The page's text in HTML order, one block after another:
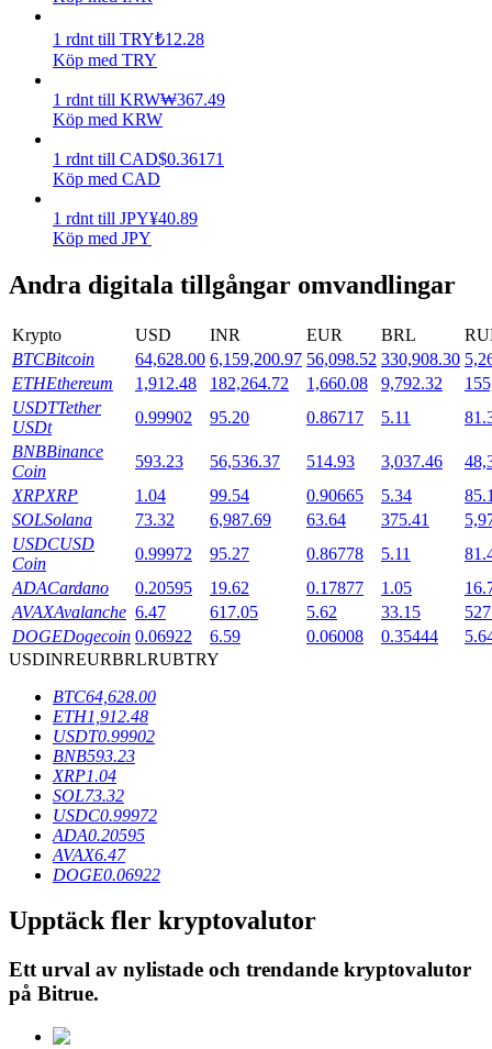
Utsättning
Launchpool
Flexibel insats för att tjäna populära tokens
BTR-låsningar
Exklusiva investeringar för BTR-innehavare
Lån
Kryptostödd lånetjänst
1 rdnt till TRY₺12.28
Köp med TRY
1 rdnt till KRW₩367.49
Köp med KRW
1 rdnt till CAD$0.36171
Köp med CAD
1 rdnt till JPY¥40.89
Köp med JPY
Andra digitala tillgångar omvandlingar
Krypto USD INR EUR BRL
BTCBitcoin 64,628.00 6,159,200.97 56,098.52 330,908.30
ETHEthereum 1,912.48 182,264.72 1,660.08 9,792.32
USDTTether
USDt
0.99902 95.20 0.86717 5.11
BNBBinance
Coin
593.23 56,536.37 514.93 3,037.46
XRPXRP 1.04 99.54 0.90665 5.34
SOLSolana 73.32 6,987.69 63.64 375.41
USDCUSD
Coin
0.99972 95.27 0.86778 5.11
ADACardano 0.20595 19.62 0.17877 1.05
AVAXAvalanche 6.47 617.05 5.62 33.15
DOGEDogecoin 0.06922 6.59 0.06008 0.35444
USDINREURBRLRUBTRY
BTC64,628.00
ETH1,912.48
USDT0.99902
BNB593.23
XRP1.04
SOL73.32
USDC0.99972
ADA0.20595
AVAX6.47
DOGE0.06922
Upptäck fler kryptovalutor
Ett urval av nylistade och trendande kryptovalutor
på Bitrue.